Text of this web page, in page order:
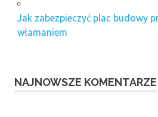
Jak zabezpieczyć plac budowy
włamaniem
NAJNOWSZE KOMENTARZE